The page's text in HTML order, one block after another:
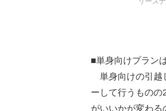
■単身向けプラン
単身向けの引越
ーして行うもの
がいいかが変わる